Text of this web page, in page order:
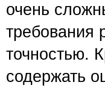
очень
требования
точностью.
содержать